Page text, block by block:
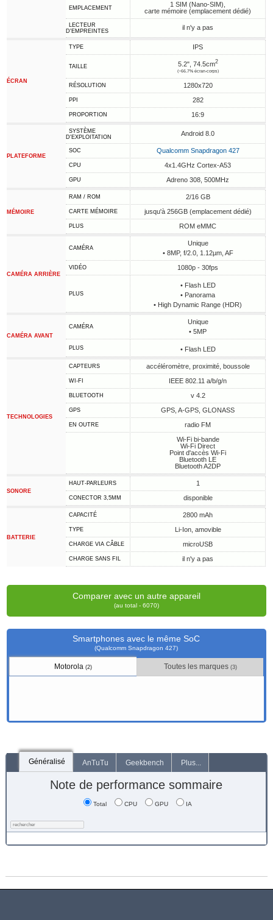
EMPLACEMENT
1 SIM (Nano-SIM),
carte mémoire (emplacement dédié)
LECTEUR
D'EMPREINTES
il n'y a pas
ÉCRAN
TYPE IPS
TAILLE 5.2", 74.5cm2
(~66.7% écran-corps)
RÉSOLUTION 1280x720
PPI 282
PROPORTION 16:9
PLATEFORME
SYSTÈME
D'EXPLOITATION
Android 8.0
SOC Qualcomm Snapdragon 427
CPU 4x1.4GHz Cortex-A53
GPU Adreno 308, 500MHz
MÉMOIRE
RAM / ROM 2/16 GB
CARTE MÉMOIRE jusqu'à 256GB (emplacement dédié)
PLUS ROM eMMC
CAMÉRA ARRIÈRE
CAMÉRA
Unique
• 8MP, f/2.0, 1.12µm, AF
VIDÉO 1080p - 30fps
PLUS
• Flash LED
• Panorama
• High Dynamic Range (HDR)
CAMÉRA AVANT
CAMÉRA
Unique
• 5MP
PLUS • Flash LED
TECHNOLOGIES
CAPTEURS accéléromètre, proximité, boussole
WI-FI IEEE 802.11 a/b/g/n
BLUETOOTH v 4.2
GPS GPS, A-GPS, GLONASS
EN OUTRE
radio FM
Wi-Fi bi-bande
Wi-Fi Direct
Point d'accès Wi-Fi
Bluetooth LE
Bluetooth A2DP
SONORE
HAUT-PARLEURS 1
CONECTOR 3,5MM disponible
BATTERIE
CAPACITÉ 2800 mAh
TYPE Li-Ion, amovible
CHARGE VIA CÂBLE microUSB
CHARGE SANS FIL il n'y a pas
Comparer avec un autre appareil
(au total - 6070)
Smartphones avec le même SoC
(Qualcomm Snapdragon 427)
Motorola(2) Toutes les marques (3)
Généralisé AnTuTu Geekbench Plus...
Note de performance sommaire
Total CPU GPU IA